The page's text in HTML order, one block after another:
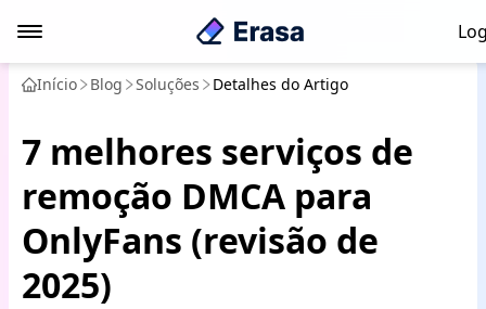
Início Blog Soluções Detalhes do Artigo
7 melhores serviços de
remoção DMCA para
OnlyFans (revisão de
2025)